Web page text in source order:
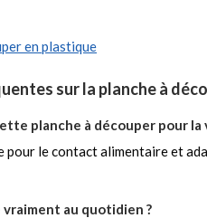
en plastique
sur la planche à
planche à découper pour la
pour le contact alimentaire et
au quotidien ?